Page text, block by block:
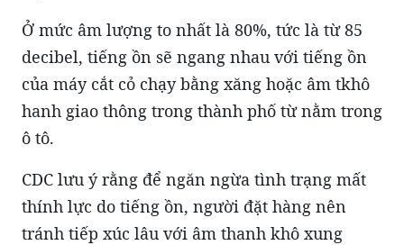
Ở mức âm lượng to nhất là 80%, tức là từ 85
decibel, tiếng ồn sẽ ngang nhau với tiếng ồn
của máy cắt cỏ chạy bằng xăng hoặc âm tkhô
hanh giao thông trong thành phố từ nằm trong
ô tô.
CDC lưu ý rằng để ngăn ngừa tình trạng mất
thính lực do tiếng ồn, người đặt hàng nên
tránh tiếp xúc lâu với âm thanh khô xung